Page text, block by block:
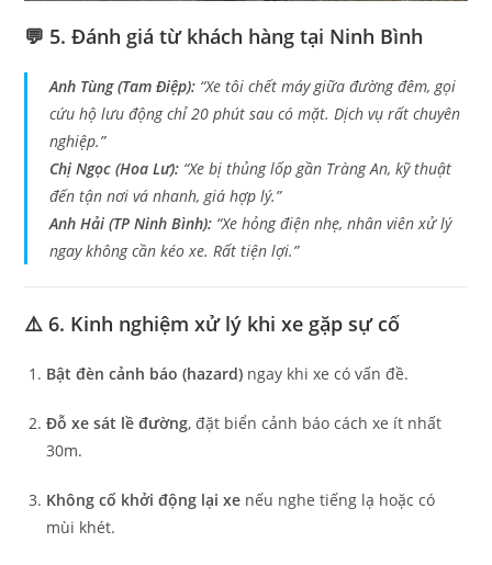
💬 5. Đánh giá từ khách hàng tại Ninh Bình
Anh Tùng (Tam Điệp): “Xe tôi chết máy giữa đường đêm, gọi
cứu hộ lưu động chỉ 20 phút sau có mặt. Dịch vụ rất chuyên
nghiệp.”
Chị Ngọc (Hoa Lư): “Xe bị thủng lốp gần Tràng An, kỹ thuật
đến tận nơi vá nhanh, giá hợp lý.”
Anh Hải (TP Ninh Bình): “Xe hỏng điện nhẹ, nhân viên xử lý
ngay không cần kéo xe. Rất tiện lợi.”
⚠️ 6. Kinh nghiệm xử lý khi xe gặp sự cố
Bật đèn cảnh báo (hazard) ngay khi xe có vấn đề.
Đỗ xe sát lề đường, đặt biển cảnh báo cách xe ít nhất
30m.
Không cố khởi động lại xe nếu nghe tiếng lạ hoặc có
mùi khét.